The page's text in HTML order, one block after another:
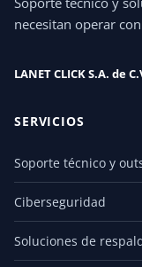
necesitan operar
LANET CLICK S.A. de
SERVICIOS
Soporte técnico y
Ciberseguridad
Soluciones de